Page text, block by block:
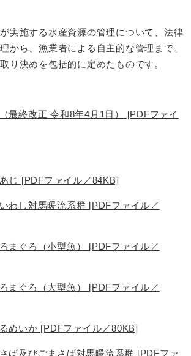
実施する水産資源の管理について、法律
から、漁業者による自主的な管理まで、
り決めを包括的に定めたものです。
最終改正 令和8年4月1日） [PDFファイ
じ [PDFファイル／84KB]
わし対馬暖流系群 [PDFファイル／
まぐろ（小型魚） [PDFファイル／
まぐろ（大型魚） [PDFファイル／
めいか [PDFファイル／80KB]
ば及びごまさば対馬暖流系群 [PDFファ